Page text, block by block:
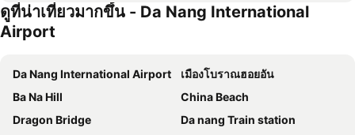
Monarque Hotel
Doha Central Bliss Danang Hotel by Haviland
Val Soleil Hotel
Peninsula Hotel Danang
Fivitel Da Nang
Quoc Cuong Hotel & Apartment Danang By Haviland
Helios Boutique Hotel & Spa
Holiday Beach Hotel Danang
ANFADA Hotel Danang
ดูที่น่าเที่ยวมากขึ้น - Da Nang International
Airport
Da Nang International Airport
เมืองโบราณฮอยอัน
Ba Na Hill
China Beach
Dragon Bridge
Da nang Train station